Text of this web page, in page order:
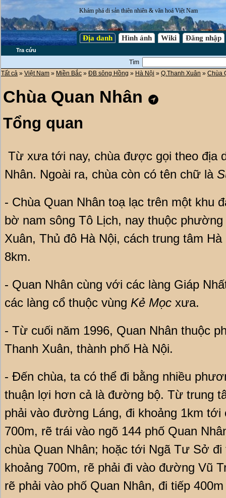
Khám phá di sản thiên nhiên & văn hoá Việt Nam
Địa danh Hình ảnh Wiki Đăng nhập
Tra cứu
Tìm
Tất cả » Việt Nam » Miền Bắc » ĐB sông Hồng » Hà Nội » Q.Thanh Xuân » Chùa
Chùa Quan Nhân
Tổng quan
Từ xưa tới nay, chùa được gọi theo địa
Nhân. Ngoài ra, chùa còn có tên chữ là
- Chùa Quan Nhân toạ lạc trên một khu
bờ nam sông Tô Lịch, nay thuộc
Xuân, Thủ đô Hà Nội, cách trung tâm
8km.
- Quan Nhân cùng với các làng Giáp
các làng cổ thuộc vùng Kẻ Mọc xưa.
- Từ cuối năm 1996, Quan Nhân thuộc
Thanh Xuân, thành phố Hà Nội.
- Đến chùa, ta có thể đi bằng nhiều
thuận lợi hơn cả là đường bộ. Từ trung
phải vào đường Láng, đi khoảng 1km tới
700m, rẽ trái vào ngõ 144 phố Quan
chùa Quan Nhân; hoặc tới Ngã Tư Sở
khoảng 700m, rẽ phải đi vào đường Vũ
rẽ phải vào phố Quan Nhân, đi tiếp